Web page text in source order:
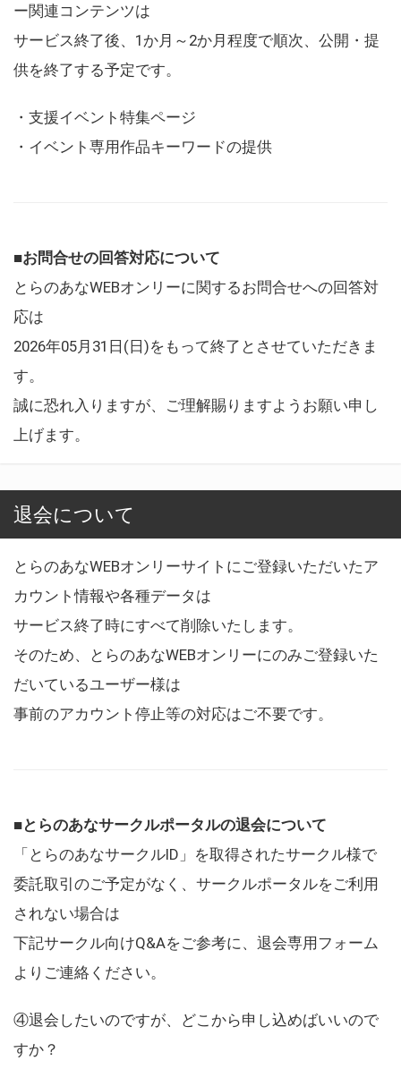
ー関連コンテンツは
サービス終了後、1か月～2か月程度で順次、公開・提
供を終了する予定です。
・支援イベント特集ページ
・イベント専用作品キーワードの提供
■お問合せの回答対応について
とらのあなWEBオンリーに関するお問合せへの回答対
応は
2026年05月31日(日)をもって終了とさせていただきま
す。
誠に恐れ入りますが、ご理解賜りますようお願い申し
上げます。
退会について
とらのあなWEBオンリーサイトにご登録いただいたア
カウント情報や各種データは
サービス終了時にすべて削除いたします。
そのため、とらのあなWEBオンリーにのみご登録いた
だいているユーザー様は
事前のアカウント停止等の対応はご不要です。
■とらのあなサークルポータルの退会について
「とらのあなサークルID」を取得されたサークル様で
委託取引のご予定がなく、サークルポータルをご利用
されない場合は
下記サークル向けQ&Aをご参考に、退会専用フォーム
よりご連絡ください。
④退会したいのですが、どこから申し込めばいいので
すか？